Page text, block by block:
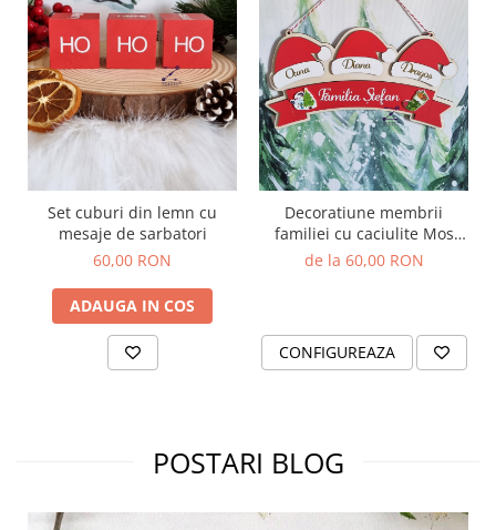
Set cuburi din lemn cu
mesaje de sarbatori
60,00 RON
ADAUGA IN COS
Decoratiune membrii
familiei cu caciulite Mos
Craciun
de la 60,00 RON
CONFIGUREAZA
POSTARI BLOG